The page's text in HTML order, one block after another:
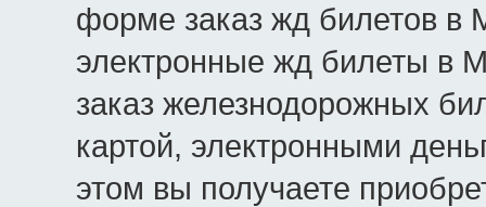
форме заказ жд билетов в
электронные жд билеты в
заказ железнодорожных
картой, электронными
этом вы получаете